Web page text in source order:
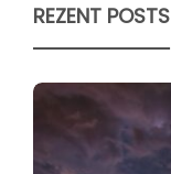
REZENT POSTS